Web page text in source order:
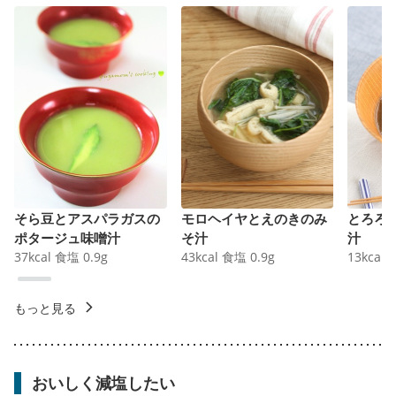
そら豆とアスパラガスの
ポタージュ味噌汁
37kcal 食塩 0.9g
モロヘイヤとえのきのみ
そ汁
43kcal 食塩 0.9g
とろろ
汁
13kcal
もっと見る
おいしく減塩したい